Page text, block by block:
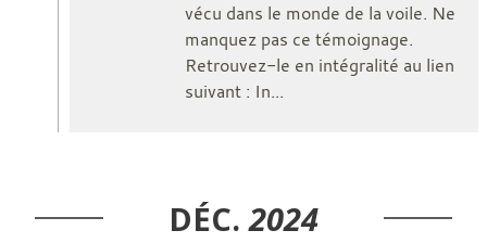
vécu dans le monde de la voile. Ne
manquez pas ce témoignage.
Retrouvez-le en intégralité au lien
suivant : In...
DÉC. 2024